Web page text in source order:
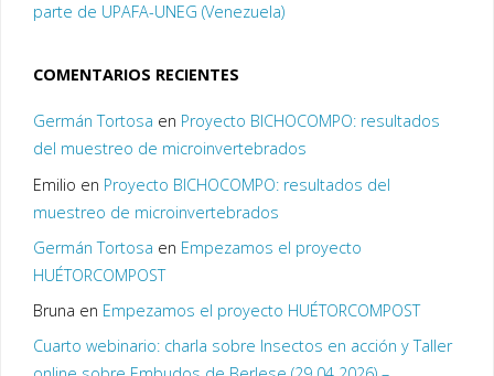
parte de UPAFA-UNEG (Venezuela)
COMENTARIOS RECIENTES
Germán Tortosa en Proyecto BICHOCOMPO: resultados
del muestreo de microinvertebrados
Emilio en Proyecto BICHOCOMPO: resultados del
muestreo de microinvertebrados
Germán Tortosa en Empezamos el proyecto
HUÉTORCOMPOST
Bruna en Empezamos el proyecto HUÉTORCOMPOST
Cuarto webinario: charla sobre Insectos en acción y Taller